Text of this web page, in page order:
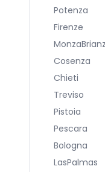
Potenza
Firenze
Cosenza
Chieti
Treviso
Pistoia
Pescara
Bologna
LasPalmas